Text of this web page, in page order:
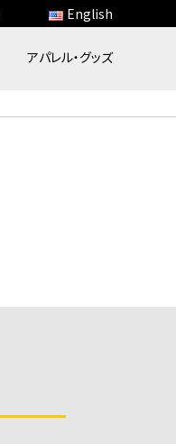
アパレル・グッズ
English